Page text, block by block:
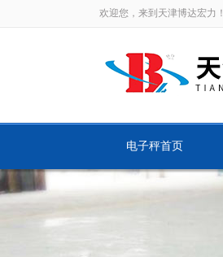
欢迎您，来到天津博达宏力！
电子秤首页